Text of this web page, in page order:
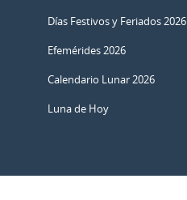
Días Festivos y Feriados 2026
Efemérides 2026
Calendario Lunar 2026
Luna de Hoy